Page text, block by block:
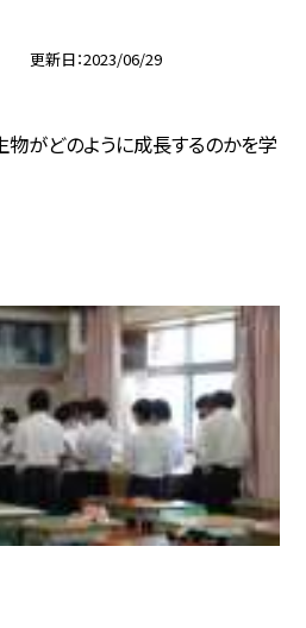
更新日 2023/06/29
物がどのように成長するのかを学